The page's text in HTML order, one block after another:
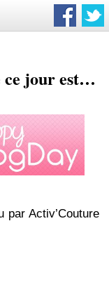
ce jour est…
par Activ’Couture